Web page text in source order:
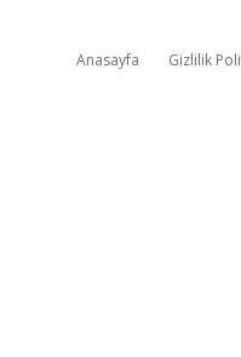
Anasayfa Gizlilik